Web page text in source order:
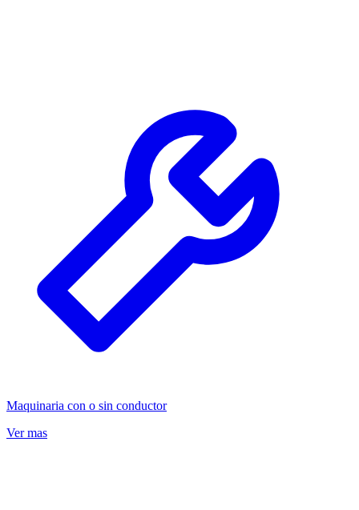
Maquinaria con o sin conductor
Ver mas